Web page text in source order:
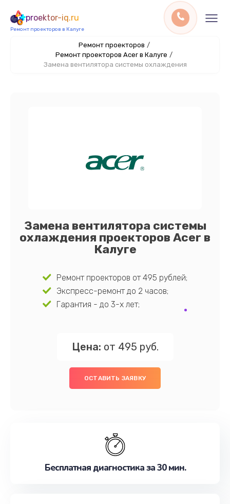
proektor-iq.ru
Ремонт проекторов в Калуге
Ремонт проекторов /
Ремонт проекторов Acer в Калуге /
Замена вентилятора системы охлаждения
Замена вентилятора системы
охлаждения проекторов Acer в
Калуге
Ремонт проекторов от 495 рублей;
Экспресс-ремонт до 2 часов;
Гарантия - до 3-х лет;
Цена: от 495 руб.
ОСТАВИТЬ ЗАЯВКУ
Бесплатная диагностика за 30 мин.